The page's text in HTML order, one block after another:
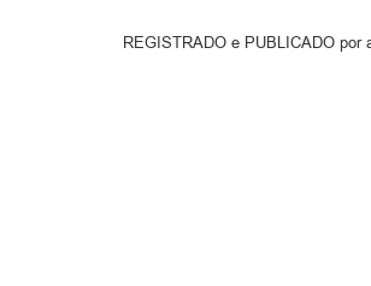
REGISTRADO e PUBLICADO por